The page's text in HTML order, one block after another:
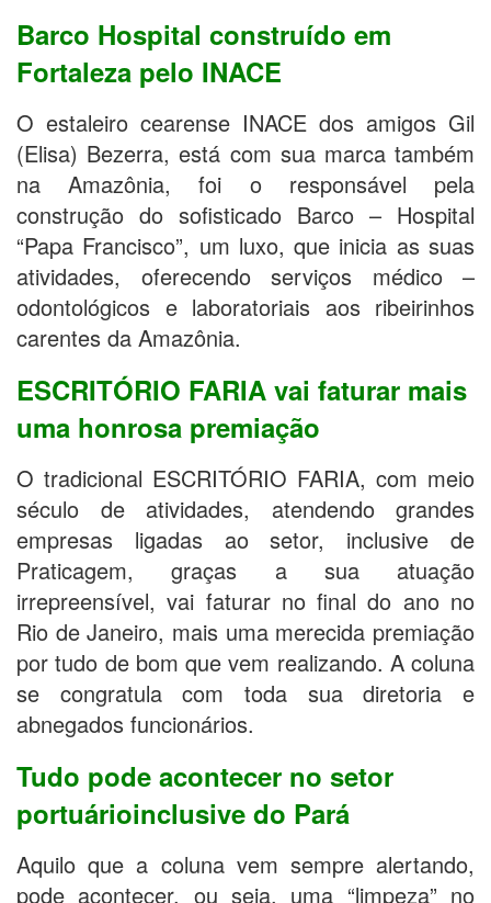
Barco Hospital construído em
Fortaleza pelo INACE
O estaleiro cearense INACE dos amigos Gil
(Elisa) Bezerra, está com sua marca também
na Amazônia, foi o responsável pela
construção do sofisticado Barco – Hospital
“Papa Francisco”, um luxo, que inicia as suas
atividades, oferecendo serviços médico –
odontológicos e laboratoriais aos ribeirinhos
carentes da Amazônia.
ESCRITÓRIO FARIA vai faturar mais
uma honrosa premiação
O tradicional ESCRITÓRIO FARIA, com meio
século de atividades, atendendo grandes
empresas ligadas ao setor, inclusive de
Praticagem, graças a sua atuação
irrepreensível, vai faturar no final do ano no
Rio de Janeiro, mais uma merecida premiação
por tudo de bom que vem realizando. A coluna
se congratula com toda sua diretoria e
abnegados funcionários.
Tudo pode acontecer no setor
portuárioinclusive do Pará
Aquilo que a coluna vem sempre alertando,
pode acontecer, ou seja, uma “limpeza” no